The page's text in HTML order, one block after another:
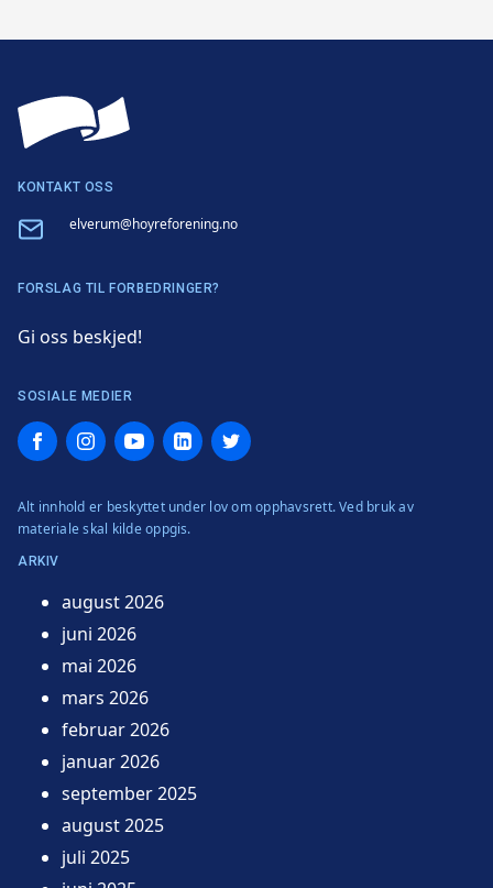
KONTAKT OSS
Email elverum@hoyreforening.no
FORSLAG TIL FORBEDRINGER?
Gi oss beskjed!
SOSIALE MEDIER
FacebookInstagramYouTubeLinkedInTwitter
Alt innhold er beskyttet under lov om opphavsrett. Ved bruk av
materiale skal kilde oppgis.
ARKIV
august 2026
juni 2026
mai 2026
mars 2026
februar 2026
januar 2026
september 2025
august 2025
juli 2025